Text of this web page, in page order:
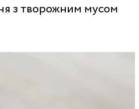
з творожним мусом